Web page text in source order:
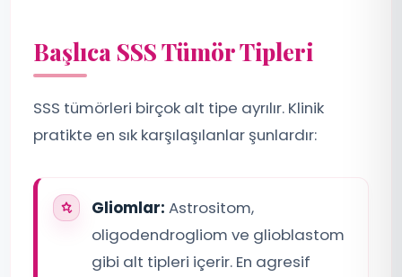
Başlıca SSS Tümör Tipleri
SSS tümörleri birçok alt tipe ayrılır. Klinik
pratikte en sık karşılaşılanlar şunlardır:
Gliomlar: Astrositom,
oligodendrogliom ve glioblastom
gibi alt tipleri içerir. En agresif